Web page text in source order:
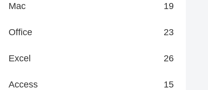
Mac 19
Office 23
Excel 26
Access 15